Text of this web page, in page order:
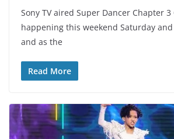
Sony TV aired Super Dancer Chapter 3
happening this weekend Saturday and
and as the
Read More